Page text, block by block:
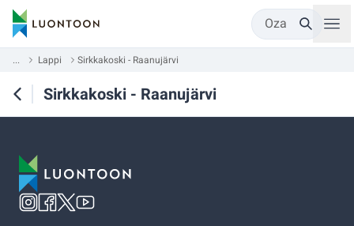
Oza
... Lappi Sirkkakoski - Raanujärvi
Sirkkakoski - Raanujärvi